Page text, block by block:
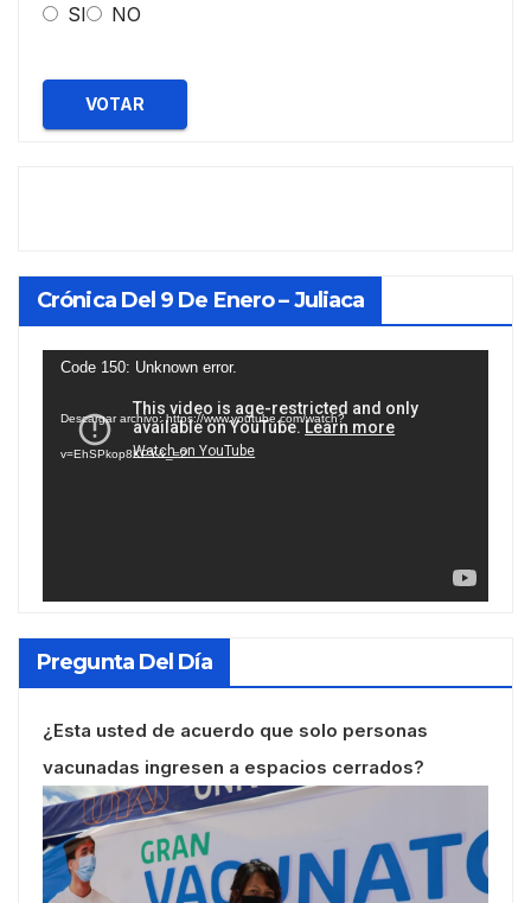
SI NO
VOTAR
Crónica Del 9 De Enero – Juliaca
Reproductor
vídeo
Code 150: Unknown error.
Descargar archivo: https://www.youtube.com/watch?
v=EhSPkop8KPY&_=2
Pregunta Del Día
¿Esta usted de acuerdo que solo personas
vacunadas ingresen a espacios cerrados?